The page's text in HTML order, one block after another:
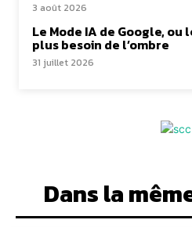
3 août 2026
Le Mode IA de Google, ou
plus besoin de l’ombre
31 juillet 2026
Dans la